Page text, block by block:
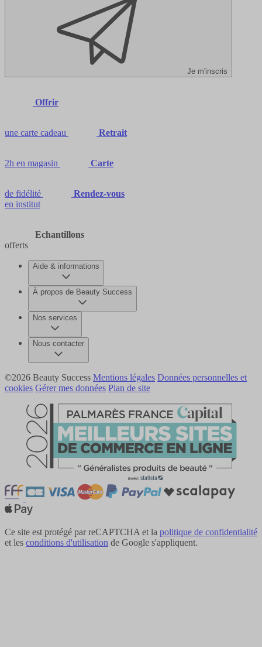
Je m'inscris
Offrir
une carte cadeau Retrait
2h en magasin Carte
de fidélité
Rendez-vous
en institut
Echantillons
offerts
Aide & informations
À propos de Beauty Success
Nos services
Nous contacter
©2026 Beauty Success Mentions légales Données personnelles et
cookies Gérer mes données Plan de site
Ce site est protégé par reCAPTCHA et la politique de confidentialité
et les conditions d'utilisation de Google s'appliquent.